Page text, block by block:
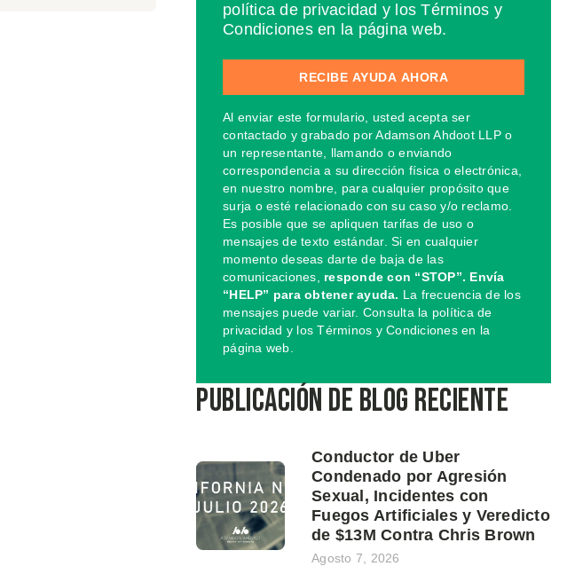
política de privacidad y los Términos y
Condiciones en la página web.
Al enviar este formulario, usted acepta ser
contactado y grabado por Adamson Ahdoot LLP o
un representante, llamando o enviando
correspondencia a su dirección física o electrónica,
en nuestro nombre, para cualquier propósito que
surja o esté relacionado con su caso y/o reclamo.
Es posible que se apliquen tarifas de uso o
mensajes de texto estándar. Si en cualquier
momento deseas darte de baja de las
comunicaciones, responde con “STOP”. Envía
“HELP” para obtener ayuda. La frecuencia de los
mensajes puede variar. Consulta la política de
privacidad y los Términos y Condiciones en la
página web.
Publicación de blog reciente
Conductor de Uber
Condenado por Agresión
Sexual, Incidentes con
Fuegos Artificiales y Veredicto
de $13M Contra Chris Brown
Agosto 7, 2026